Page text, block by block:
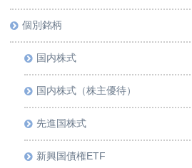
個別銘柄
国内株式
国内株式（株主優待）
先進国株式
新興国債権ETF